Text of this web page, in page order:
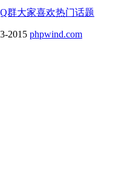
群大家喜欢热门话题
2015 phpwind.com